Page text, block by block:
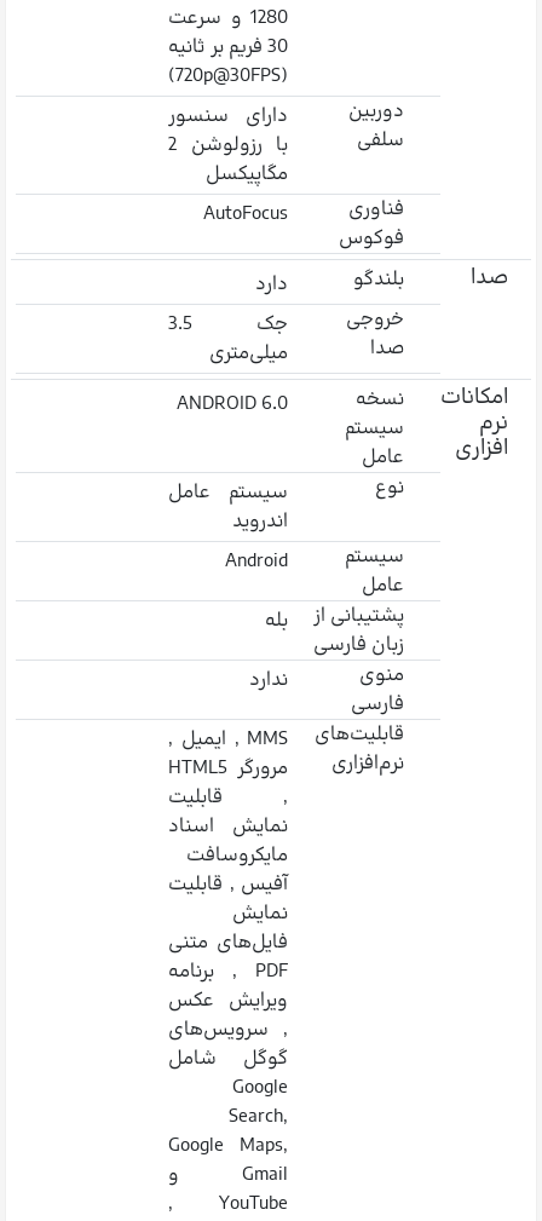
1280 و سرعت
30 فریم بر ثانیه
(720p@30FPS)
دوربین
سلفی
دارای سنسور
با رزولوشن 2
مگاپیکسل
فناوری
فوکوس
AutoFocus
صدا بلندگو
دارد
خروجی
صدا
جک 3.5
میلی‌متری
امکانات
نرم
افزاری
نسخه
سیستم
عامل
ANDROID 6.0
نوع
سیستم عامل
اندروید
سیستم
عامل
Android
پشتیبانی از
زبان فارسی
بله
منوی
فارسی
ندارد
قابلیت‌های
نرم‌افزاری
MMS , ایمیل ,
مرورگر HTML5
, قابلیت
نمایش اسناد
مایکروسافت
آفیس , قابلیت
نمایش
فایل‌های متنی
PDF , برنامه
ویرایش عکس
, سرویس‌های
گوگل شامل
Google
Search,
Google Maps,
Gmail و
YouTube ,